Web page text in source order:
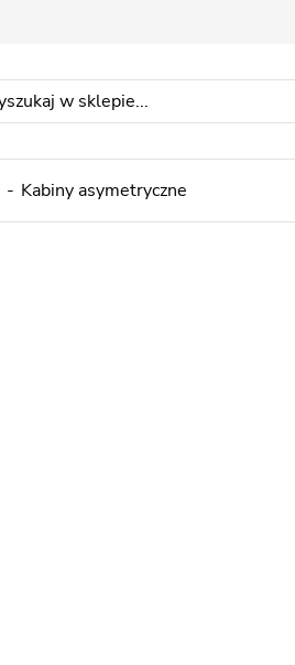
Kabiny asymetryczne